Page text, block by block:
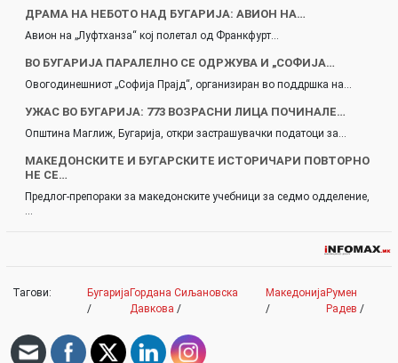
ДРАМА НА НЕБОТО НАД БУГАРИЈА: АВИОН НА…
Авион на „Луфтханза“ кој полетал од Франкфурт…
ВО БУГАРИЈА ПАРАЛЕЛНО СЕ ОДРЖУВА И „СОФИЈА…
Овогодинешниот „Софија Прајд“, организиран во поддршка на…
УЖАС ВО БУГАРИЈА: 773 ВОЗРАСНИ ЛИЦА ПОЧИНАЛЕ…
Општина Маглиж, Бугарија, откри застрашувачки податоци за…
МАКЕДОНСКИТЕ И БУГАРСКИТЕ ИСТОРИЧАРИ ПОВТОРНО
НЕ СЕ…
Предлог-препораки за македонските учебници за седмо одделение,
…
Тагови:
Бугарија
/
Гордана Сиљановска
Давкова /
Македонија
/
Румен
Радев /